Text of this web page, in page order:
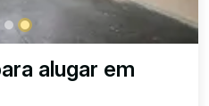
alugar em